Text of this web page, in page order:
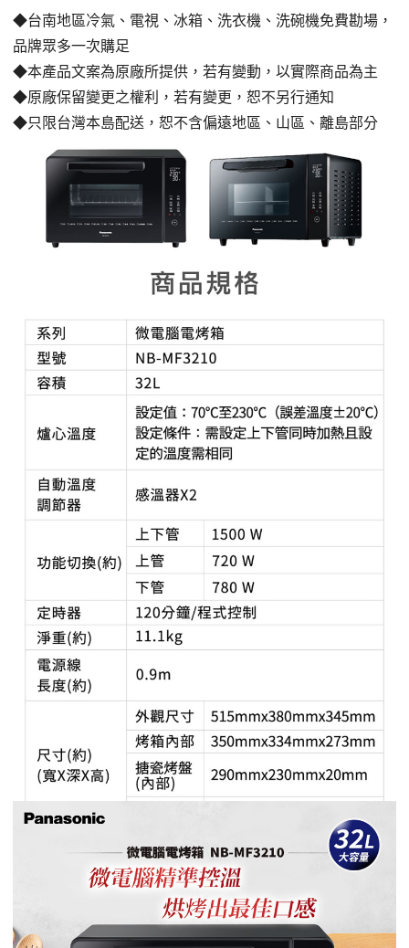
◆台南地區冷氣、電視、冰箱、洗衣機、洗碗機免費勘場，
品牌眾多一次購足
◆本產品文案為原廠所提供，若有變動，以實際商品為主
◆原廠保留變更之權利，若有變更，恕不另行通知
◆只限台灣本島配送，恕不含偏遠地區、山區、離島部分